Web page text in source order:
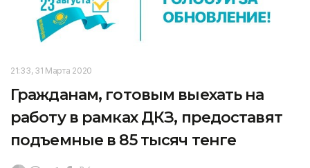
21:33, 31 Марта 2020
Гражданам, готовым выехать на
работу в рамках ДКЗ, предоставят
подъемные в 85 тысяч тенге